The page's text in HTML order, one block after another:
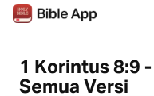
1 Korintus 8:9
Semua Versi